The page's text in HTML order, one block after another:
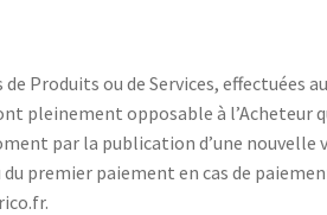
Produits ou de Services, effectuées
opposable à l’Acheteur
par la publication d’une nouvelle
premier paiement en cas de